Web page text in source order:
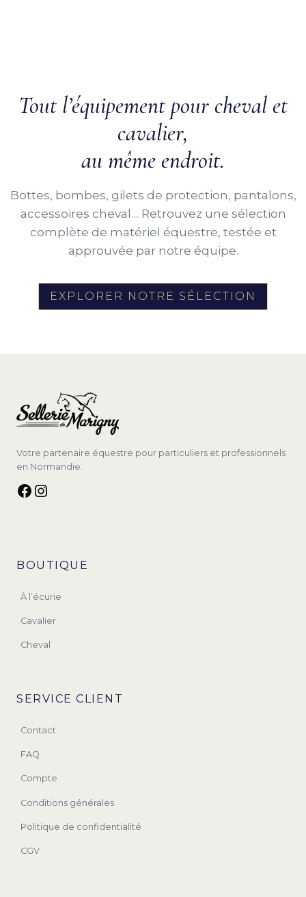
Tout l’équipement pour cheval et
cavalier,
au même endroit.
Bottes, bombes, gilets de protection, pantalons,
accessoires cheval… Retrouvez une sélection
complète de matériel équestre, testée et
approuvée par notre équipe.
EXPLORER NOTRE SÉLECTION
Votre partenaire équestre pour particuliers et professionnels
en Normandie.
Facebook
Instagram
BOUTIQUE
À l’écurie
Cavalier
Cheval
SERVICE CLIENT
Contact
FAQ
Compte
Conditions générales
Politique de confidentialité
CGV